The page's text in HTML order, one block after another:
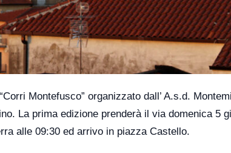
Montefusco” organizzato dall’ A.s.d.
La prima edizione prenderà il via domenica 5
alle 09:30 ed arrivo in piazza Castello.